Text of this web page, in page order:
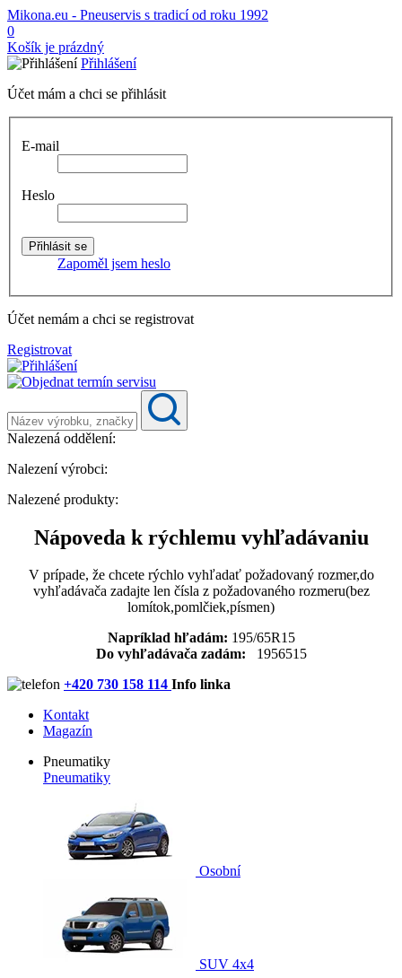
Mikona.eu - Pneuservis s tradicí od roku 1992
0
Košík je prázdný
Přihlášení
Účet mám a chci se přihlásit
E-mail
Heslo
Zapoměl jsem heslo
Účet nemám a chci se registrovat
Registrovat
Nalezená oddělení:
Nalezení výrobci:
Nalezené produkty:
Nápoveda k rýchlemu vyhľadávaniu
V prípade, že chcete rýchlo vyhľadať požadovaný rozmer,do
vyhľadávača zadajte len čísla z požadovaného rozmeru(bez
lomítok,pomlčiek,písmen)
Napríklad hľadám: 195/65R15
Do vyhľadávača zadám: 1956515
+420 730 158 114 Info linka
Kontakt
Magazín
Pneumatiky
Pneumatiky
Osobní
SUV 4x4